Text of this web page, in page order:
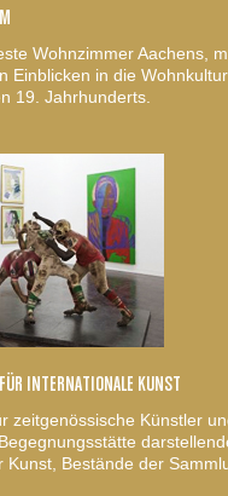
Wohnzimmer Aachens,
Einblicken in die
19. Jahrhunderts.
INTERNATIONALE KUNST
zeitgenössische Künstler
Kunst, Bestände der